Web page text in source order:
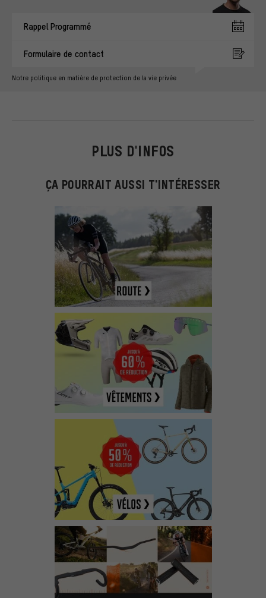
Rappel Programmé
Formulaire de contact
Notre politique en matière de protection de la vie privée
PLUS D'INFOS
ÇA POURRAIT AUSSI T'INTÉRESSER